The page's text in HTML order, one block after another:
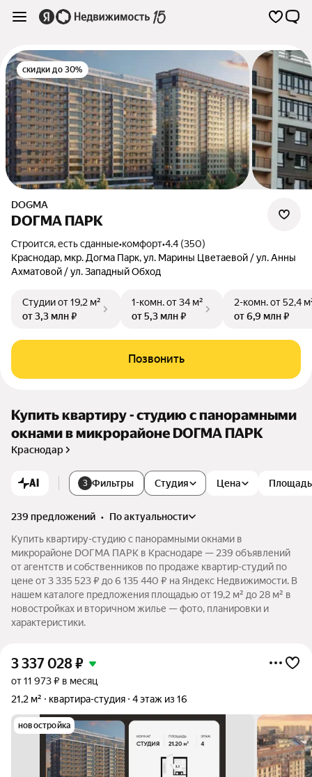
скидки до 30%
DOGMA
DОГМА ПАРК
Строится, есть сданные•комфорт•4.4 (350)
Краснодар, мкр. Догма Парк,ул. Марины Цветаевой / ул. Анны
Ахматовой / ул. Западный Обход
Студииот 19,2 м²
от 3,3 млн ₽
1-комн.от 34 м²
от 5,3 млн ₽
2-комн.от 52,4
от 6,9 млн ₽
Позвонить
Купить квартиру - студию с панорамными
окнами в микрорайоне DОГМА ПАРК
Краснодар
AI 3 Фильтры Студия Цена Площадь
239 предложений •
по актуальности
Купить квартиру-студию с панорамными окнами в
микрорайоне DОГМА ПАРК в Краснодаре — 239 объявлений
от агентств и собственников по продаже квартир-студий по
цене от 3 335 523 ₽ до 6 135 440 ₽ на Яндекс Недвижимости. В
нашем каталоге предложения площадью от 19,2 м² до 28 м² в
новостройках и вторичном жилье — фото, планировки и
характеристики.
3 337 028₽
от 11 973 ₽ в месяц
21,2 м²
квартира-студия 4 этаж из 16
новостройка